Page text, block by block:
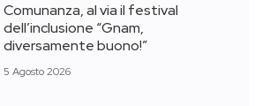
Comunanza, al via il festival
dell’inclusione “Gnam,
diversamente buono!”
5 Agosto 2026